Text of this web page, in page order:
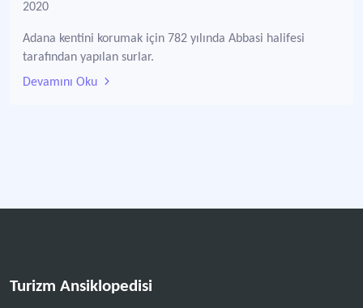
2020
Adana kentini korumak için 782 yılında Abbasi halifesi
tarafından yapılan surlar.
Devamını Oku
Turizm Ansiklopedisi